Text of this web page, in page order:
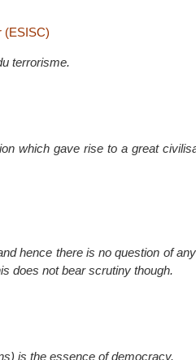
(ESISC)
terrorisme.
which gave rise to a great
hence there is no question of
does not bear scrutiny though.
is the essence of democracy.